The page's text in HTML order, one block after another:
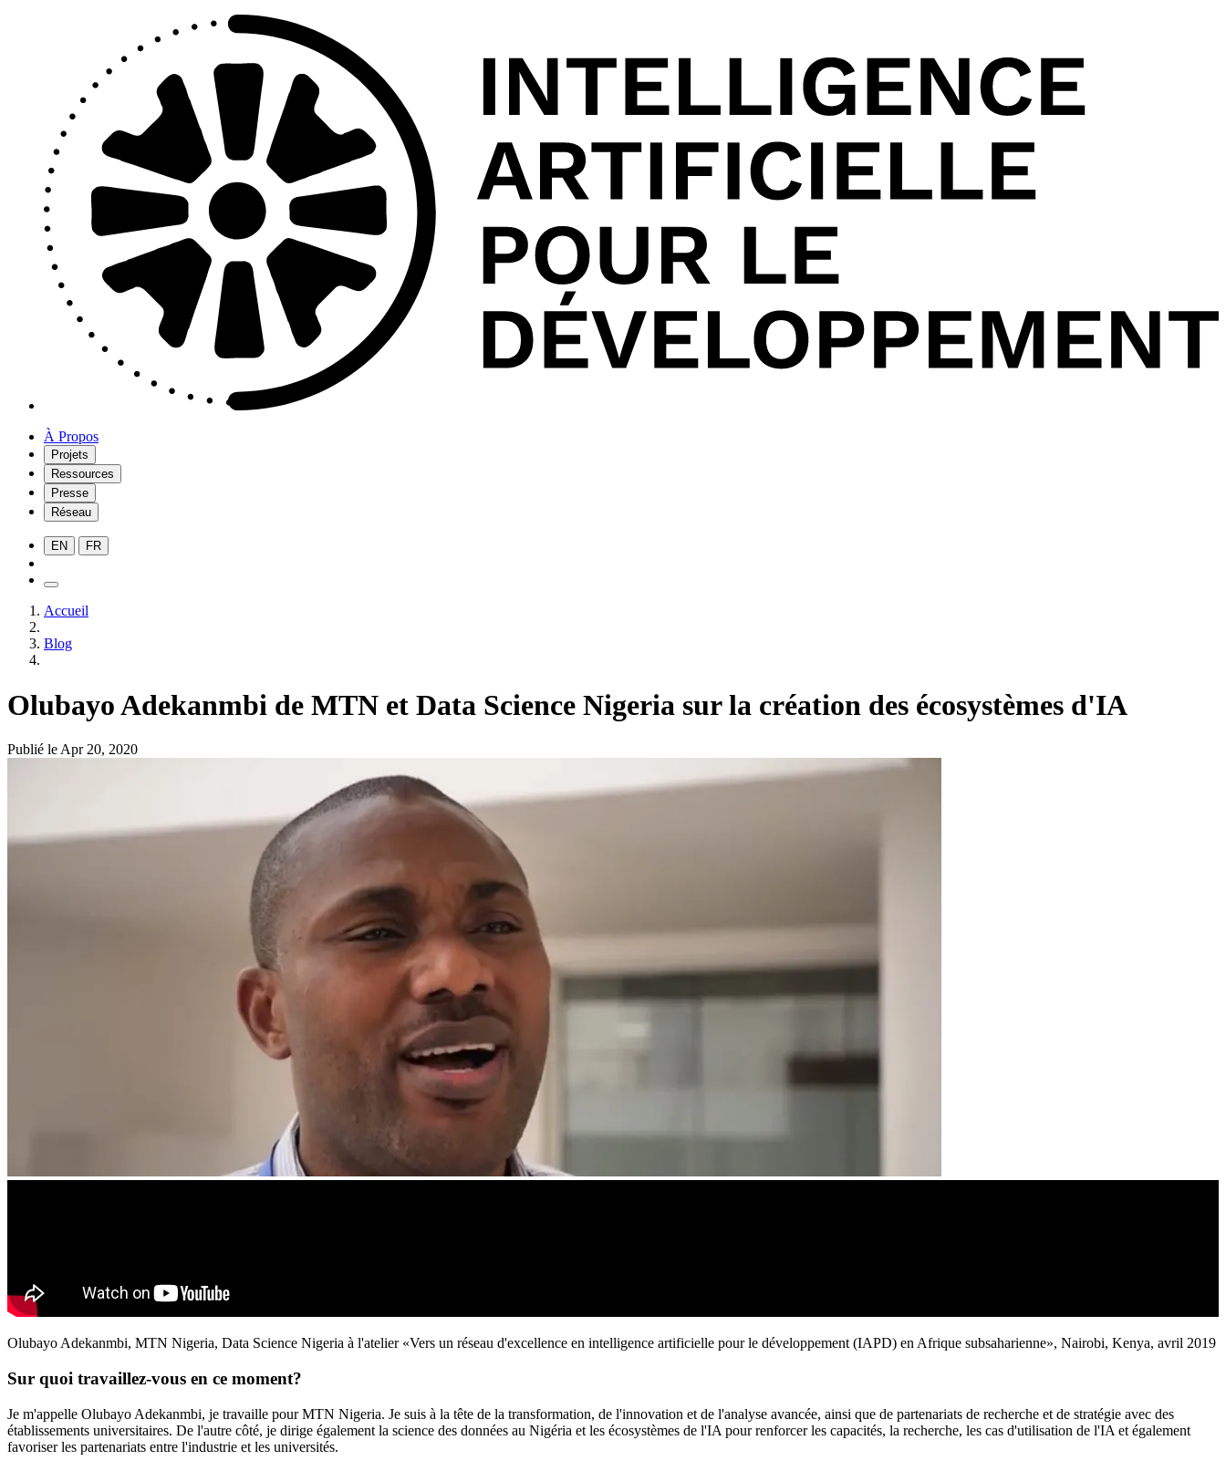
À Propos
Projets
Ressources
Presse
Réseau
EN FR
Accueil
Blog
Olubayo Adekanmbi de MTN et Data Science Nigeria sur la création des écosystèmes d'IA
Publié le Apr 20, 2020
Olubayo Adekanmbi, MTN Nigeria, Data Science Nigeria à l'atelier «Vers un réseau d'excellence en intelligence artificielle pour le développement (IAPD) en Afrique subsaharienne», Nairobi, Kenya, avril 2019
Sur quoi travaillez-vous en ce moment?
Je m'appelle Olubayo Adekanmbi, je travaille pour MTN Nigeria. Je suis à la tête de la transformation, de l'innovation et de l'analyse avancée, ainsi que de partenariats de recherche et de stratégie avec des
établissements universitaires. De l'autre côté, je dirige également la science des données au Nigéria et les écosystèmes de l'IA pour renforcer les capacités, la recherche, les cas d'utilisation de l'IA et également
favoriser les partenariats entre l'industrie et les universités.